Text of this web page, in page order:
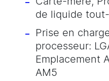
de liquide
Prise en
processeur:
Emplacement
AM5